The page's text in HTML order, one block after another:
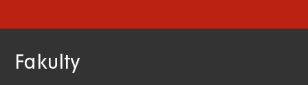
Fakulty